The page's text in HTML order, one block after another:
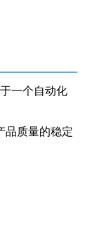
一个自动化
品质量的稳定